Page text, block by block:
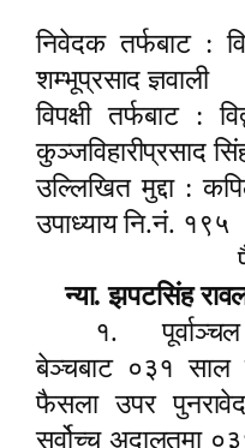
निवेदक तर्फबाट :
शम्भूप्रसाद ज्ञवाली
विपक्षी तर्फबाट :
कुञ्जविहारीप्रसाद
उल्लिखित मुद्दा :
उपाध्याय नि.नं. १९५
न्या. झपटसिंह
१.
बेञ्चबाट ०३१ साल
फैसला उपर
सर्वोच्च अदालतमा